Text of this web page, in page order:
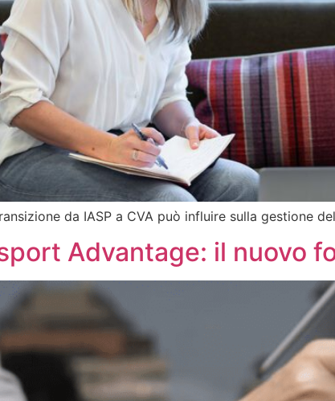
da IASP a CVA può influire sulla gestione
Advantage: il nuovo